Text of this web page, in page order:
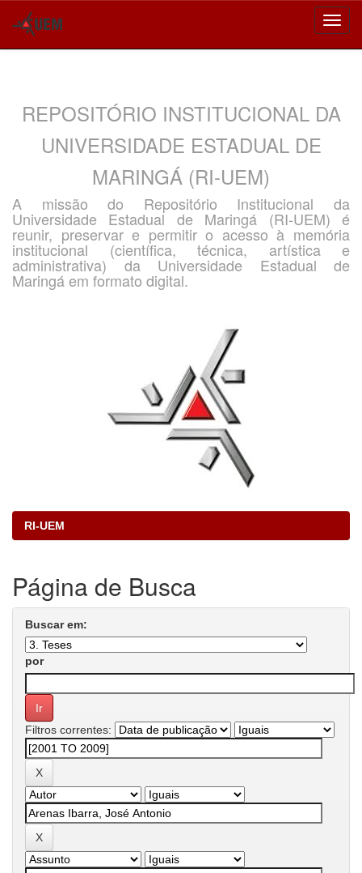
REPOSITÓRIO INSTITUCIONAL DA
UNIVERSIDADE ESTADUAL DE
MARINGÁ (RI-UEM)
A missão do Repositório Institucional da
Universidade Estadual de Maringá (RI-UEM) é
reunir, preservar e permitir o acesso à memória
institucional (científica, técnica, artística e
administrativa) da Universidade Estadual de
Maringá em formato digital.
RI-UEM
Página de Busca
Buscar em:
por
Filtros correntes: